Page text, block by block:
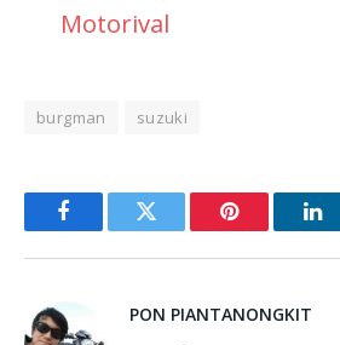
Motorival
burgman suzuki
FacebookTwitter Pinterest
PON PIANTANONGKIT